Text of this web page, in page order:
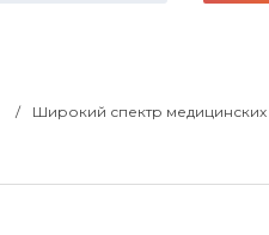
Широкий спектр